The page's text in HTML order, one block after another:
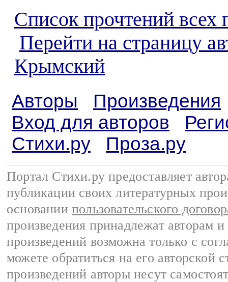
Список прочтений всех
Перейти на страницу
Крымский
Авторы
Произведения
Вход для авторов
Стихи.ру
Проза.ру
Портал Стихи.ру предоставляет
публикации своих литературных
основании пользовательского
произведения принадлежат авторам
произведений возможна только с
можете обратиться на его авторской
произведений авторы несут